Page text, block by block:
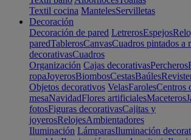
Textil cocina MantelesServilletas
Decoración
Decoración de pared LetrerosEspejos
paredTablerosCanvasCuadros pintados a
decorativasCuadros
Organización Cajas decorativasPercheros
ropaJoyerosBiombosCestasBaúles
Objetos decorativos VelasFarolesCentros
mesaNavidadFlores artificialesMaceteros
fotosFiguras decorativasCajitas y
joyerosRelojesAmbientadores
Iluminación LámparasIluminación